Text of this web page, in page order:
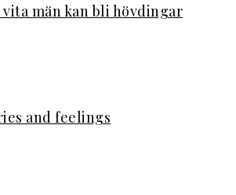
män kan bli hövdingar
and feelings